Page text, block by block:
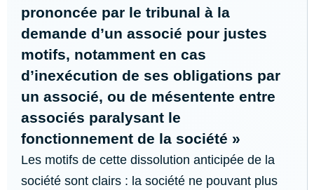
prononcée par le tribunal à la
demande d’un associé pour justes
motifs, notamment en cas
d’inexécution de ses obligations par
un associé, ou de mésentente entre
associés paralysant le
fonctionnement de la société »
Les motifs de cette dissolution anticipée de la
société sont clairs : la société ne pouvant plus